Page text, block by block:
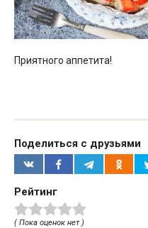
Приятного аппетита!
Поделиться с друзьями
Рейтинг
( Пока оценок нет )